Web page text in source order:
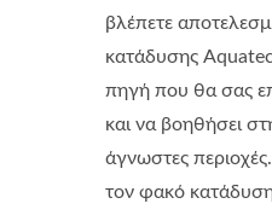
βλέπετε
κατάδυσης
πηγή που θα σας
και να βοηθήσει
άγνωστες
τον φακό